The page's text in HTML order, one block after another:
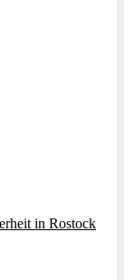
in Rostock